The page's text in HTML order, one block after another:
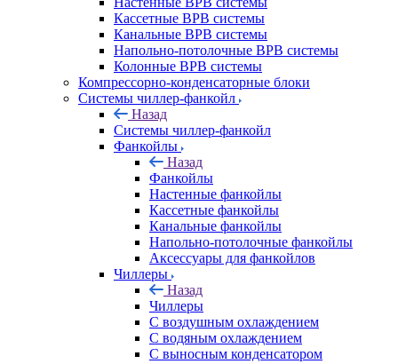
Кассетные ВРВ системы
Канальные ВРВ системы
Напольно-потолочные ВРВ системы
Колонные ВРВ системы
Компрессорно-конденсаторные блоки
Системы чиллер-фанкойл
Назад
Системы чиллер-фанкойл
Фанкойлы
Назад
Фанкойлы
Настенные фанкойлы
Кассетные фанкойлы
Канальные фанкойлы
Напольно-потолочные фанкойлы
Аксессуары для фанкойлов
Чиллеры
Назад
Чиллеры
С воздушным охлаждением
С водяным охлаждением
С выносным конденсатором